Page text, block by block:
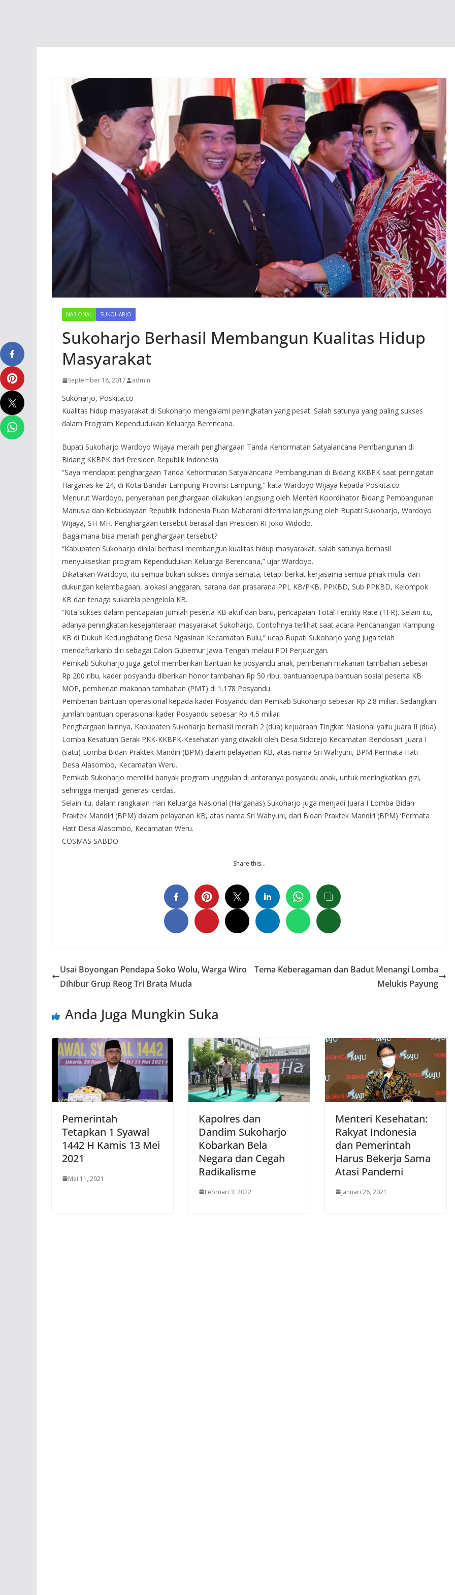
NASIONAL SUKOHARJO
Sukoharjo Berhasil Membangun Kualitas Hidup
Masyarakat
September 18, 2017 admin
Sukoharjo, Poskita.co
Kualitas hidup masyarakat di Sukoharjo mengalami peningkatan yang pesat. Salah satunya yang paling sukses
dalam Program Kependudukan Keluarga Berencana.
Bupati Sukoharjo Wardoyo Wijaya meraih penghargaan Tanda Kehormatan Satyalancana Pembangunan di
Bidang KKBPK dari Presiden Republik Indonesia.
“Saya mendapat penghargaan Tanda Kehormatan Satyalancana Pembangunan di Bidang KKBPK saat peringatan
Harganas ke-24, di Kota Bandar Lampung Provinsi Lampung,” kata Wardoyo Wijaya kepada Poskita.co
Menurut Wardoyo, penyerahan penghargaan dilakukan langsung oleh Menteri Koordinator Bidang Pembangunan
Manusia dan Kebudayaan Republik Indonesia Puan Maharani diterima langsung oleh Bupati Sukoharjo, Wardoyo
Wijaya, SH MH. Penghargaan tersebut berasal dari Presiden RI Joko Widodo.
Bagaimana bisa meraih penghargaan tersebut?
“Kabupaten Sukoharjo dinilai berhasil membangun kualitas hidup masyarakat, salah satunya berhasil
menyukseskan program Kependudukan Keluarga Berencana,” ujar Wardoyo.
Dikatakan Wardoyo, itu semua bukan sukses dirinya semata, tetapi berkat kerjasama semua pihak mulai dari
dukungan kelembagaan, alokasi anggaran, sarana dan prasarana PPL KB/PKB, PPKBD, Sub PPKBD, Kelompok
KB dan tenaga sukarela pengelola KB.
“Kita sukses dalam pencapaian jumlah peserta KB aktif dan baru, pencapaian Total Fertility Rate (TFR). Selain itu,
adanya peningkatan kesejahteraan masyarakat Sukoharjo. Contohnya terlihat saat acara Pencanangan Kampung
KB di Dukuh Kedungbatang Desa Ngasinan Kecamatan Bulu,” ucap Bupati Sukoharjo yang juga telah
mendaftarkanb diri sebagai Calon Gubernur Jawa Tengah melaui PDI Perjuangan.
Pemkab Sukoharjo juga getol memberikan bantuan ke posyandu anak, pemberian makanan tambahan sebesar
Rp 200 ribu, kader posyandu diberikan honor tambahan Rp 50 ribu, bantuanberupa bantuan sosial peserta KB
MOP, pemberian makanan tambahan (PMT) di 1.178 Posyandu.
Pemberian bantuan operasional kepada kader Posyandu dari Pemkab Sukoharjo sebesar Rp 2.8 miliar. Sedangkan
jumlah bantuan operasional kader Posyandu sebesar Rp 4,5 miliar.
Penghargaan lainnya, Kabupaten Sukoharjo berhasil meraih 2 (dua) kejuaraan Tingkat Nasional yaitu Juara II (dua)
Lomba Kesatuan Gerak PKK-KKBPK-Kesehatan yang diwakili oleh Desa Sidorejo Kecamatan Bendosari. Juara I
(satu) Lomba Bidan Praktek Mandiri (BPM) dalam pelayanan KB, atas nama Sri Wahyuni, BPM Permata Hati
Desa Alasombo, Kecamatan Weru.
Pemkab Sukoharjo memiliki banyak program unggulan di antaranya posyandu anak, untuk meningkatkan gizi,
sehingga menjadi generasi cerdas.
Selain itu, dalam rangkaian Hari Keluarga Nasional (Harganas) Sukoharjo juga menjadi Juara I Lomba Bidan
Praktek Mandiri (BPM) dalam pelayanan KB, atas nama Sri Wahyuni, dari Bidan Praktek Mandiri (BPM) ‘Permata
Hati’ Desa Alasombo, Kecamatan Weru.
COSMAS SABDO
Share this…
Usai Boyongan Pendapa Soko Wolu, Warga Wiro
Dihibur Grup Reog Tri Brata Muda
Tema Keberagaman dan Badut Menangi Lomba
Melukis Payung
Anda Juga Mungkin Suka
Pemerintah
Tetapkan 1 Syawal
1442 H Kamis 13 Mei
2021
Mei 11, 2021
Kapolres dan
Dandim Sukoharjo
Kobarkan Bela
Negara dan Cegah
Radikalisme
Februari 3, 2022
Menteri Kesehatan:
Rakyat Indonesia
dan Pemerintah
Harus Bekerja Sama
Atasi Pandemi
Januari 26, 2021